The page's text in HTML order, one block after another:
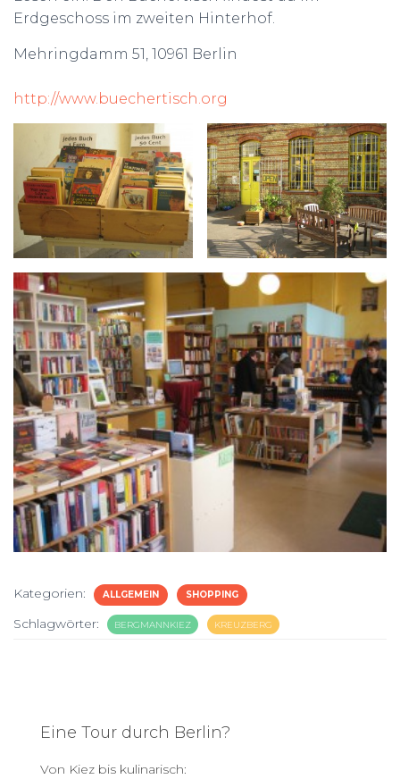
Erdgeschoss im zweiten Hinterhof.
Mehringdamm 51, 10961 Berlin
http://www.buechertisch.org
Kategorien: ALLGEMEIN SHOPPING
Schlagwörter: BERGMANNKIEZ KREUZBERG
Eine Tour durch Berlin?
Von Kiez bis kulinarisch: